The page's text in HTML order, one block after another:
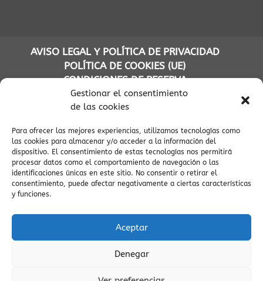
Gestionar el consentimiento
de las cookies
Para ofrecer las mejores experiencias, utilizamos tecnologías como
las cookies para almacenar y/o acceder a la información del
dispositivo. El consentimiento de estas tecnologías nos permitirá
procesar datos como el comportamiento de navegación o las
identificaciones únicas en este sitio. No consentir o retirar el
consentimiento, puede afectar negativamente a ciertas características
y funciones.
Aceptar
Denegar
AVISO LEGAL Y POLÍTICA DE PRIVACIDAD
POLÍTICA DE COOKIES (UE)
CONDICIONES DE RESERVA
(C) APARTAMENTOS TURÍSTICOS AINSA PIRINEOS - INFOPIRINEO
AINSA CODIGOS UNICOS APARTAMENTOS VILLADEAINSA:
ESFCTU00E22200300067521800000000000000000000000000005
/
ESFCTU00B12200300067521800000000000000000000000000001
/
ESFCTU00D12200300067521800000000000000000000000000009
/